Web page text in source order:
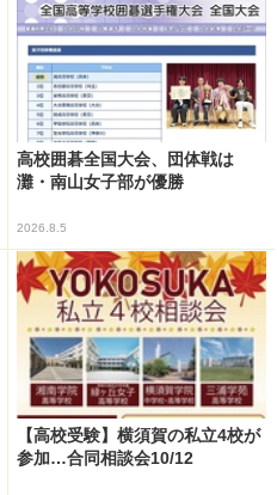
高校囲碁全国大会、団体戦は
灘・南山女子部が優勝
2026.8.5
【高校受験】横須賀の私立4校が
参加…合同相談会10/12